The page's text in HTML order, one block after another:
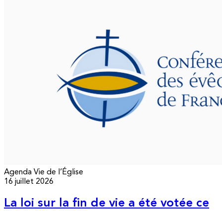
Agenda Vie de l’Église
16 juillet 2026
La loi sur la fin de vie a été votée ce